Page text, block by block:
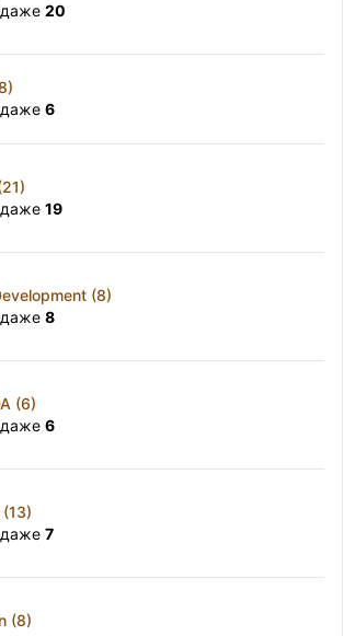
20
6
19
(8)
8
(6)
6
7
(8)